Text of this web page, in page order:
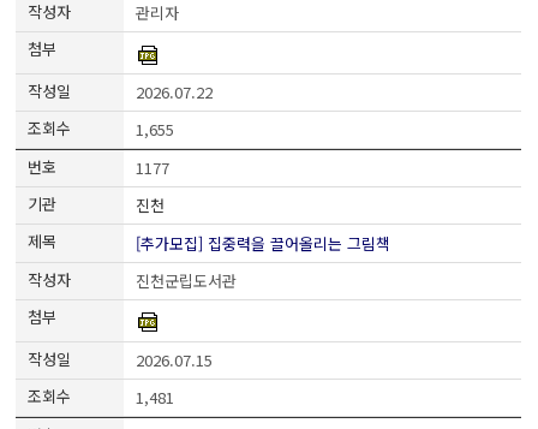
관리자
2026.07.22
1,655
1177
진천
[추가모집] 집중력을 끌어올리는 그림책
진천군립도서관
2026.07.15
1,481